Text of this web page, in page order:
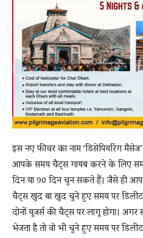
इस नए फीचर का नाम ‘डिसेपियरिंग
आपके समय चैट्स गायब करने के लिए
दिन या 90 दिन चुन सकते हैं। जैसे ही
चैट्स खुद बा खुद चुने हुए समय पर
दोनों यूजर्स की चैट्स पर लागू होगा।
भेजता है तो वो भी चुने हुए समय पर